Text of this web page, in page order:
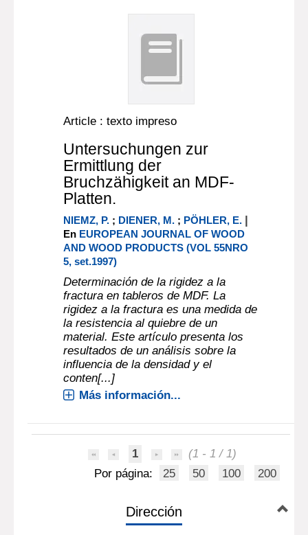
Article : texto impreso
Untersuchungen zur
Ermittlung der
Bruchzähigkeit an MDF-
Platten.
NIEMZ, P. ; DIENER, M. ; PÖHLER, E. |
En EUROPEAN JOURNAL OF WOOD
AND WOOD PRODUCTS (VOL 55NRO
5, set.1997)
Determinación de la rigidez a la
fractura en tableros de MDF. La
rigidez a la fractura es una medida de
la resistencia al quiebre de un
material. Este artículo presenta los
resultados de un análisis sobre la
influencia de la densidad y el
conten[...]
Más información...
1
(1 - 1 / 1)
Por página:
25 50 100 200
Dirección